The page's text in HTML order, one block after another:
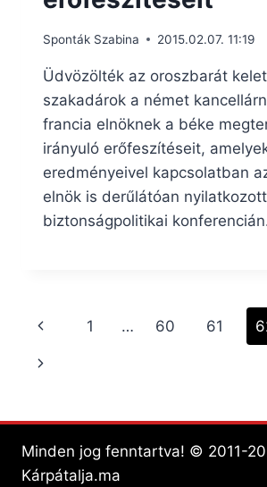
Sponták Szabina 2015.02.07. 11:19
Üdvözölték az oroszbarát
szakadárok a német
francia elnöknek a béke
irányuló erőfeszítéseit,
eredményeivel kapcsolatban
elnök is derűlátóan
biztonságpolitikai
Page
navigation
Previous
Page
1 … 60 61
Next
Minden jog fenntartva! © 2011-
Kárpátalja.ma